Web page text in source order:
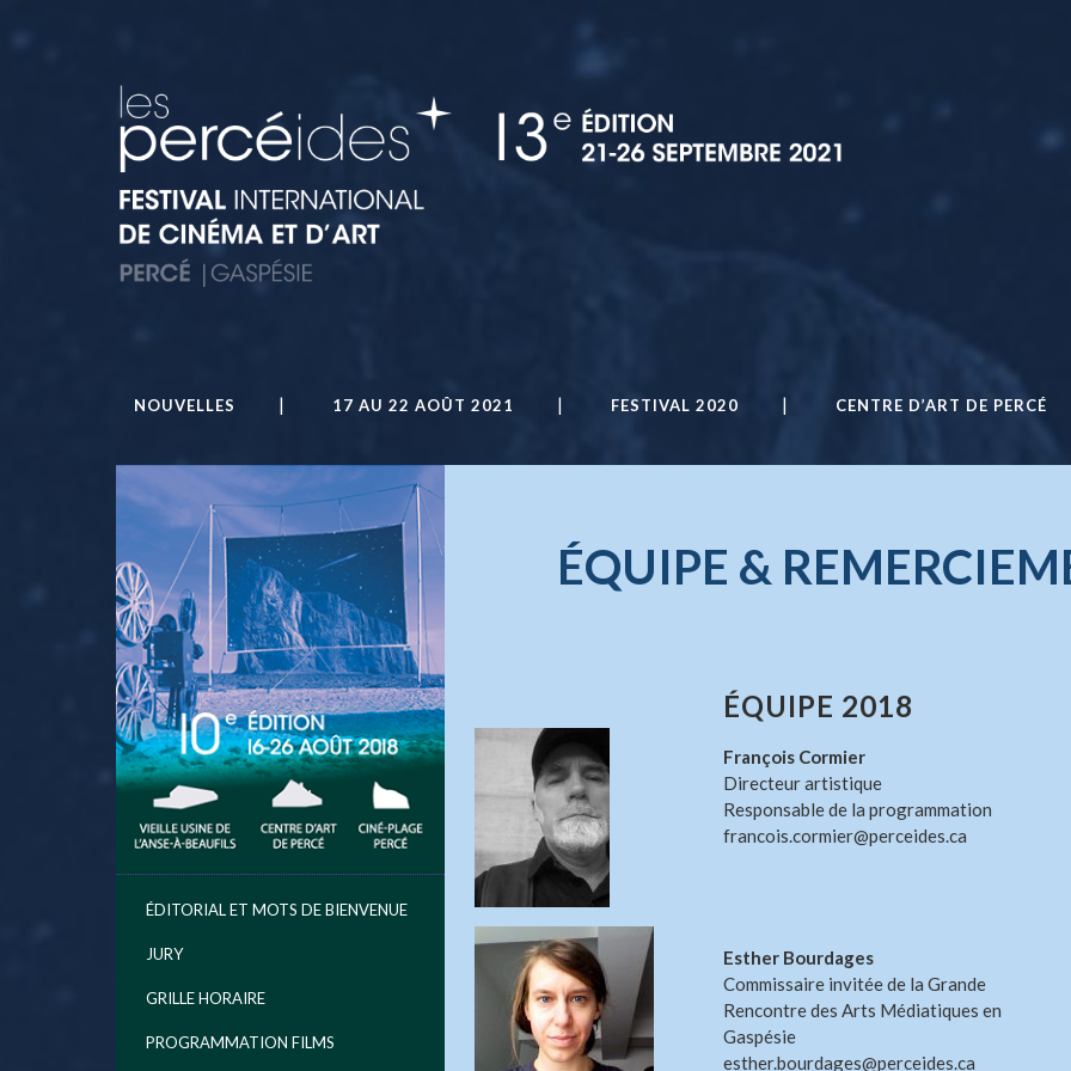
NOUVELLES 17 AU 22 AOÛT 2021 FESTIVAL 2020 CENTRE D’ART DE PERCÉ
ÉDITORIAL ET MOTS DE BIENVENUE
JURY
GRILLE HORAIRE
PROGRAMMATION FILMS
ÉQUIPE &
ÉQUIPE 2018
François Cormier
Directeur artistique
Responsable de la programmation
francois.cormier@perceides.ca
Esther Bourdages
Commissaire invitée de la Grande
Rencontre des Arts Médiatiques en
Gaspésie
esther.bourdages@perceides.ca